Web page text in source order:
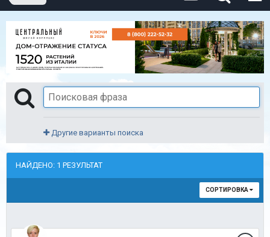
Другие варианты поиска
НАЙДЕНО: 1 РЕЗУЛЬТАТ
СОРТИРОВКА